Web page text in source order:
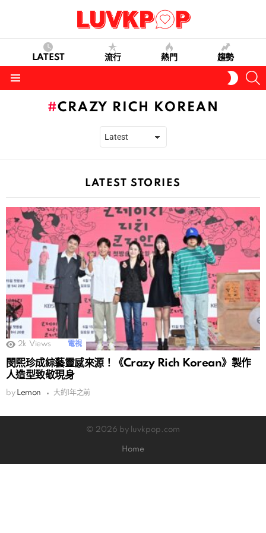
LATEST 流行 熱門 趨勢
SKIN
CRAZY RICH KOREAN
LATEST STORIES
2k Views 電視
閔熙珍成綜藝靈感來源！《Crazy Rich Korean》製作
人造型致敬現身
by Lemon 大約1年之前
© 2026 by luvkpop.com
Home